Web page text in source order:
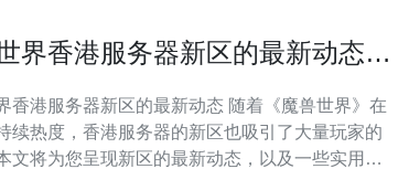
界香港服务器新区的最新动态与
香港服务器新区的最新动态 随着《魔兽世界》在
续热度，香港服务器的新区也吸引了大量玩家的
文将为您呈现新区的最新动态，以及一些实用的